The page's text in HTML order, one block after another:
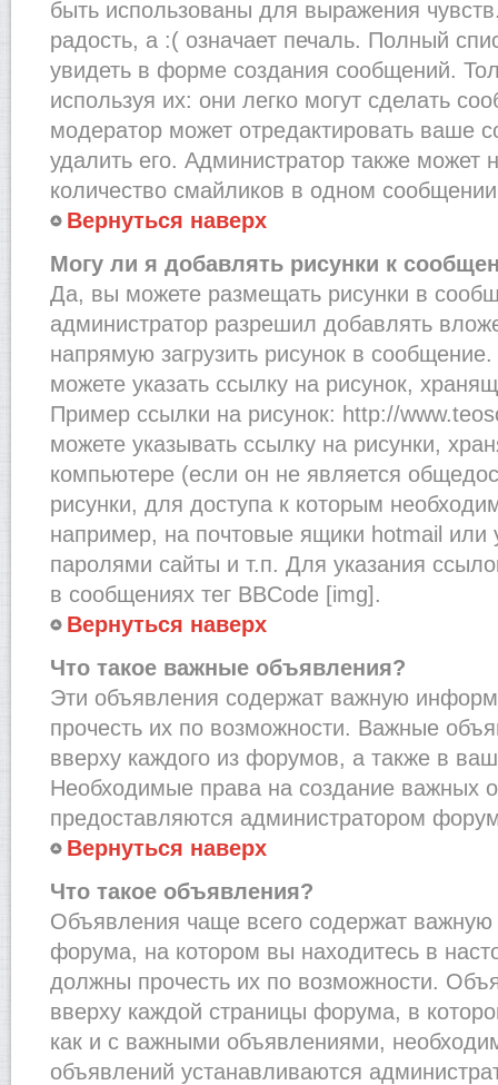
быть использованы для выражения
радость, а :( означает печаль. Полный
увидеть в форме создания сообщений.
используя их: они легко могут сделать
модератор может отредактировать ваше
удалить его. Администратор также может
количество смайликов в одном
Вернуться наверх
Могу ли я добавлять рисунки к
Да, вы можете размещать рисунки в
администратор разрешил добавлять
напрямую загрузить рисунок в
можете указать ссылку на рисунок,
Пример ссылки на рисунок: http://
можете указывать ссылку на рисунки,
компьютере (если он не является
рисунки, для доступа к которым
например, на почтовые ящики hotmail
паролями сайты и т.п. Для указания
в сообщениях тег BBCode [img].
Вернуться наверх
Что такое важные объявления?
Эти объявления содержат важную
прочесть их по возможности. Важные
вверху каждого из форумов, а также в
Необходимые права на создание важных
предоставляются администратором
Вернуться наверх
Что такое объявления?
Объявления чаще всего содержат
форума, на котором вы находитесь в
должны прочесть их по возможности.
вверху каждой страницы форума, в
как и с важными объявлениями,
объявлений устанавливаются